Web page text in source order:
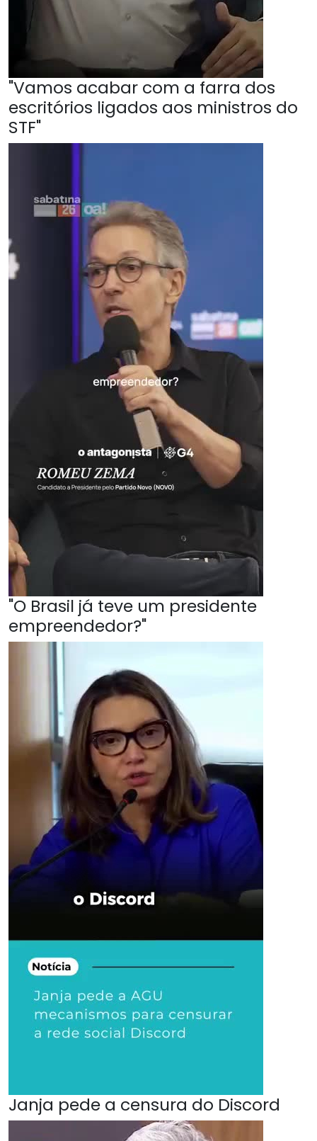
"Vamos acabar com a farra dos
escritórios ligados aos ministros do
STF"
"O Brasil já teve um presidente
empreendedor?"
Janja pede a censura do Discord